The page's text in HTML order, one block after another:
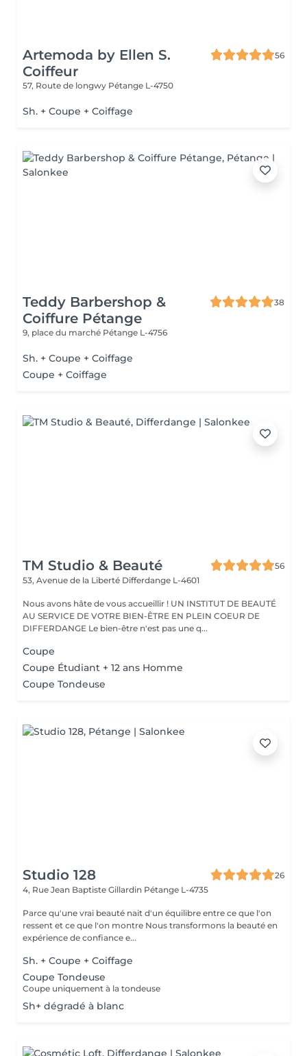
Artemoda by Ellen S.
Coiffeur
56
57, Route de longwy Pétange L-4750
Sh. + Coupe + Coiffage
Teddy Barbershop &
Coiffure Pétange
38
9, place du marché Pétange L-4756
Sh. + Coupe + Coiffage
Coupe + Coiffage
TM Studio & Beauté
56
53, Avenue de la Liberté Differdange L-4601
Nous avons hâte de vous accueillir ! UN INSTITUT DE BEAUTÉ
AU SERVICE DE VOTRE BIEN-ÊTRE EN PLEIN COEUR DE
DIFFERDANGE Le bien-être n'est pas une q...
Coupe
Coupe Étudiant + 12 ans Homme
Coupe Tondeuse
Studio 128
26
4, Rue Jean Baptiste Gillardin Pétange L-4735
Parce qu'une vrai beauté nait d'un équilibre entre ce que l'on
ressent et ce que l'on montre Nous transformons la beauté en
expérience de confiance e...
Sh. + Coupe + Coiffage
Coupe Tondeuse
Coupe uniquement à la tondeuse
Sh+ dégradé à blanc